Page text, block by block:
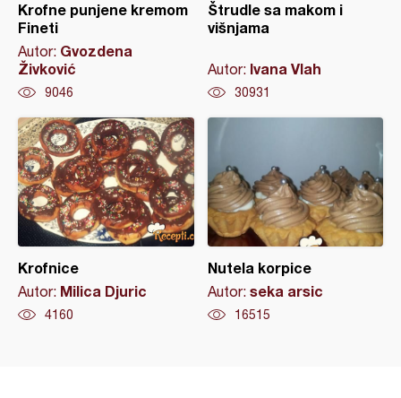
Krofne punjene kremom
Fineti
Autor: Gvozdena
Živković
9046
Štrudle sa makom i
višnjama
Autor: Ivana Vlah
30931
Krofnice
Autor: Milica Djuric
4160
Nutela korpice
Autor: seka arsic
16515